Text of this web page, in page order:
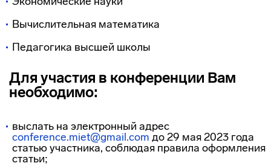
Вычислительная математика
Педагогика высшей школы
Для участия в конференции Вам
необходимо:
выслать на электронный адрес
conference.miet@gmail.com до 29 мая 2023 года
статью участника, соблюдая правила оформления
статьи;